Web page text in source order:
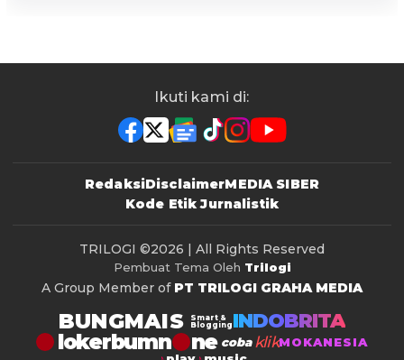
Ikuti kami di:
RedaksiDisclaimerMEDIA SIBER
Kode Etik Jurnalistik
TRILOGI ©2026 | All Rights Reserved
Pembuat Tema Oleh Trilogi
A Group Member of PT TRILOGI GRAHA MEDIA
BUNGMAIS
Smart &
Blogging INDOBRITA
lokerbumn coba klikMOKANESIA